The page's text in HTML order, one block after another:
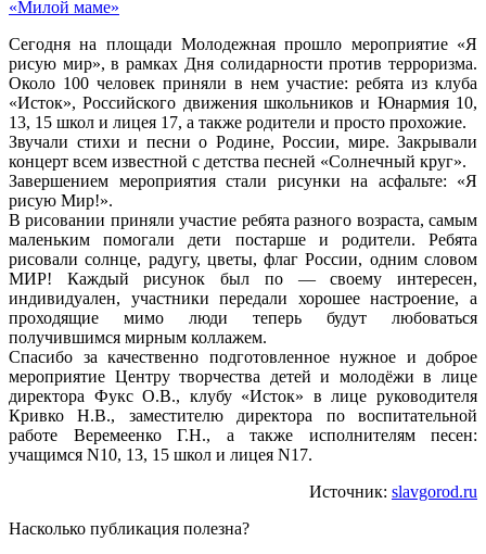
«Милой маме»
Сегодня на площади Молодежная прошло мероприятие «Я
рисую мир», в рамках Дня солидарности против терроризма.
Около 100 человек приняли в нем участие: ребята из клуба
«Исток», Российского движения школьников и Юнармия 10,
13, 15 школ и лицея 17, а также родители и просто прохожие.
Звучали стихи и песни о Родине, России, мире. Закрывали
концерт всем известной с детства песней «Солнечный круг».
Завершением мероприятия стали рисунки на асфальте: «Я
рисую Мир!».
В рисовании приняли участие ребята разного возраста, самым
маленьким помогали дети постарше и родители. Ребята
рисовали солнце, радугу, цветы, флаг России, одним словом
МИР! Каждый рисунок был по — своему интересен,
индивидуален, участники передали хорошее настроение, а
проходящие мимо люди теперь будут любоваться
получившимся мирным коллажем.
Спасибо за качественно подготовленное нужное и доброе
мероприятие Центру творчества детей и молодёжи в лице
директора Фукс О.В., клубу «Исток» в лице руководителя
Кривко Н.В., заместителю директора по воспитательной
работе Веремеенко Г.Н., а также исполнителям песен:
учащимся N10, 13, 15 школ и лицея N17.
Источник: slavgorod.ru
Насколько публикация полезна?